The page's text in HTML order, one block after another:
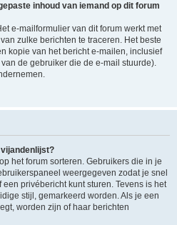
inhoud van iemand op dit forum
e-mailformulier van dit forum werkt met
zulke berichten te traceren. Het beste
kopie van het bericht e-mailen, inclusief
de gebruiker die de e-mail stuurde).
het forum sorteren. Gebruikers die in je
weergegeven zodat je snel
privébericht kunt sturen. Tevens is het
stijl, gemarkeerd worden. Als je een
worden zijn of haar berichten